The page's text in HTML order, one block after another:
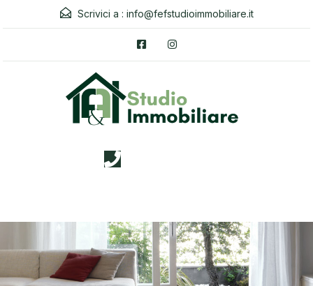
Scrivici a : info@fefstudioimmobiliare.it